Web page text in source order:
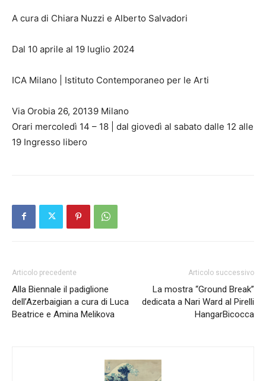
A cura di Chiara Nuzzi e Alberto Salvadori
Dal 10 aprile al 19 luglio 2024
ICA Milano | Istituto Contemporaneo per le Arti
Via Orobia 26, 20139 Milano
Orari mercoledì 14 – 18 | dal giovedì al sabato dalle 12 alle
19 Ingresso libero
Articolo precedente
Alla Biennale il padiglione
dell’Azerbaigian a cura di Luca
Beatrice e Amina Melikova
Articolo successivo
La mostra “Ground Break”
dedicata a Nari Ward al Pirelli
HangarBicocca